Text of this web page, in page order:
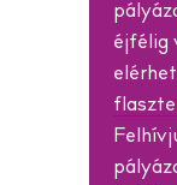
éjfélig